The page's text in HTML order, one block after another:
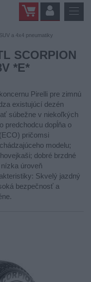
SUV a 4x4 pneumatiky
SCORPION
*E*
Pirelli pre zimnú
existujúcí dezén
súbežne v niekoľkých
predchodcu dopĺňa o
pričomsi
modelu;
dobré brzdné
úroveň
Skvelý jazdný
bezpečnosť a